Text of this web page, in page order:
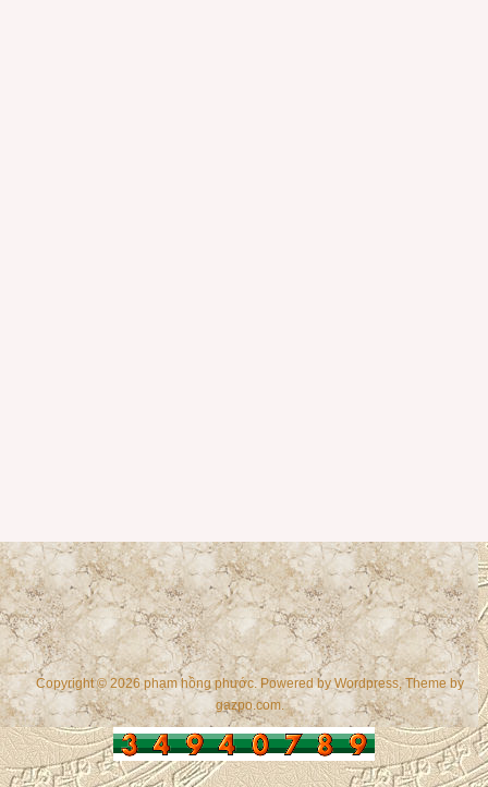
Copyright © 2026 phạm hồng phước. Powered byWordpress, Theme by
gazpo.com.